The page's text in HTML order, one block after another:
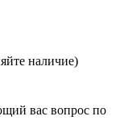
наличие)
вас вопрос по